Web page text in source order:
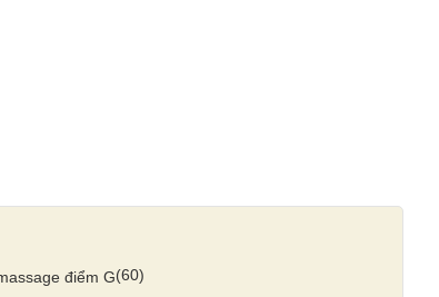
điểm G(60)